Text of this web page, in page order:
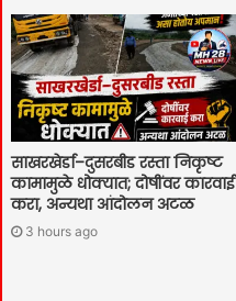
साखरखेर्डा–दुसरबीड रस्ता निकृष्ट
कामामुळे धोक्यात; दोषींवर कारवाई
करा, अन्यथा आंदोलन अटळ
3 hours ago